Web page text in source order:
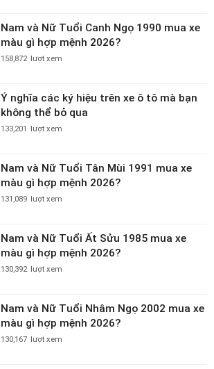
Nam và Nữ Tuổi Canh Ngọ 1990 mua xe
màu gì hợp mệnh 2026?
158,872 lượt xem
Ý nghĩa các ký hiệu trên xe ô tô mà bạn
không thể bỏ qua
133,201 lượt xem
Nam và Nữ Tuổi Tân Mùi 1991 mua xe
màu gì hợp mệnh 2026?
131,089 lượt xem
Nam và Nữ Tuổi Ất Sửu 1985 mua xe
màu gì hợp mệnh 2026?
130,392 lượt xem
Nam và Nữ Tuổi Nhâm Ngọ 2002 mua xe
màu gì hợp mệnh 2026?
130,167 lượt xem